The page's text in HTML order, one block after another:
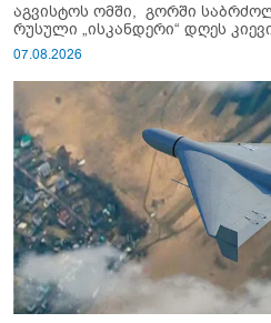
აგვისტოს ომში, გორში
რუსული „ისკანდერი“ დღეს
07.08.2026